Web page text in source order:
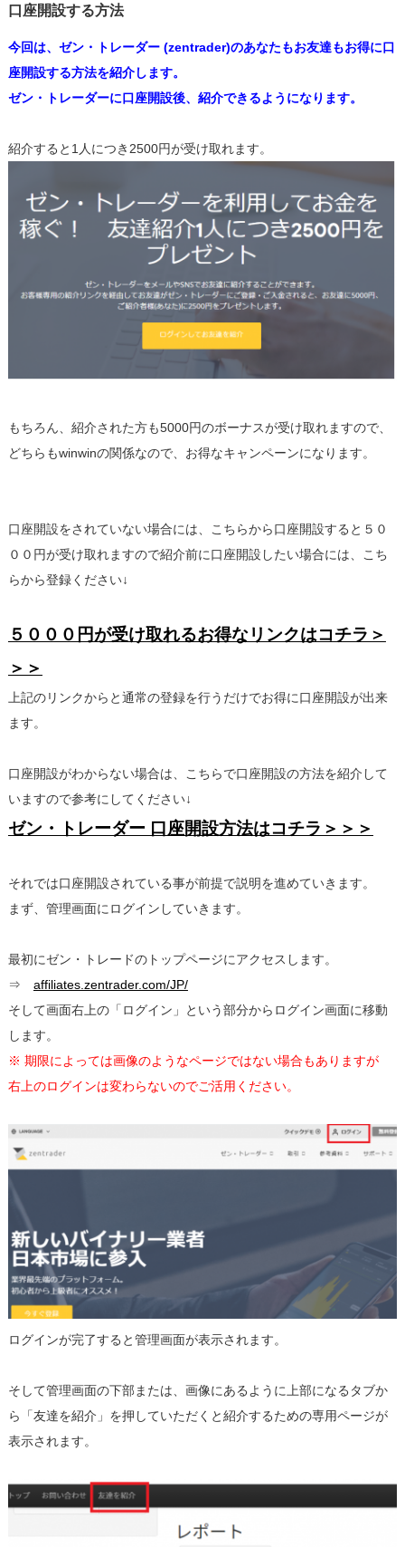
口座開設する方法
今回は、ゼン・トレーダー (zentrader)のあなたもお友達もお得に口
座開設する方法を紹介します。
ゼン・トレーダーに口座開設後、紹介できるようになります。
紹介すると1人につき2500円が受け取れます。
もちろん、紹介された方も5000円のボーナスが受け取れますので、
どちらもwinwinの関係なので、お得なキャンペーンになります。
口座開設をされていない場合には、こちらから口座開設すると５０
００円が受け取れますので紹介前に口座開設したい場合には、こち
らから登録ください↓
５０００円が受け取れるお得なリンクはコチラ＞
＞＞
上記のリンクからと通常の登録を行うだけでお得に口座開設が出来
ます。
口座開設がわからない場合は、こちらで口座開設の方法を紹介して
いますので参考にしてください↓
ゼン・トレーダー 口座開設方法はコチラ＞＞＞
それでは口座開設されている事が前提で説明を進めていきます。
まず、管理画面にログインしていきます。
最初にゼン・トレードのトップページにアクセスします。
⇒ affiliates.zentrader.com/JP/
そして画面右上の「ログイン」という部分からログイン画面に移動
します。
※ 期限によっては画像のようなページではない場合もありますが
右上のログインは変わらないのでご活用ください。
ログインが完了すると管理画面が表示されます。
そして管理画面の下部または、画像にあるように上部になるタブか
ら「友達を紹介」を押していただくと紹介するための専用ページが
表示されます。